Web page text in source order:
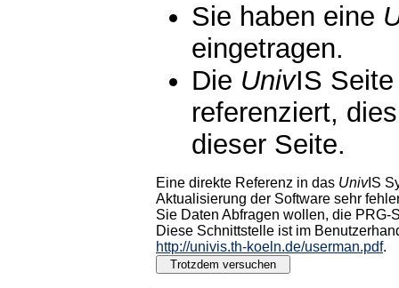
Sie haben eine
eingetragen.
Die UnivIS
referenziert,
dieser Seite.
Eine direkte Referenz in das UnivIS
Aktualisierung der Software sehr
Sie Daten Abfragen wollen, die PRG-
Diese Schnittstelle ist im
http://univis.th-koeln.de/userman.pdf.